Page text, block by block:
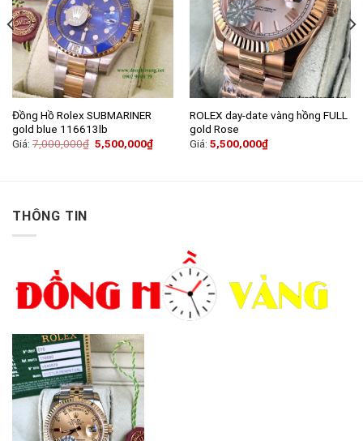
Đồng Hồ Rolex SUBMARINER
gold blue 116613lb
Giá:7,000,000₫ 5,500,000₫
ROLEX day-date vàng hồng FULL
gold Rose
Giá: 5,500,000₫
THÔNG TIN